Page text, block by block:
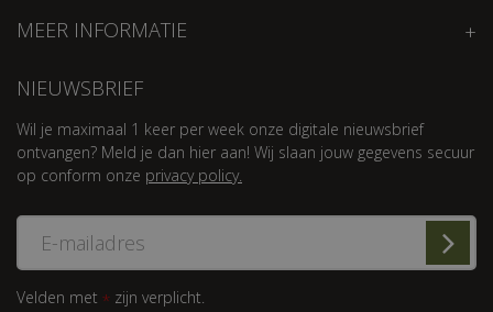
MEER INFORMATIE
NIEUWSBRIEF
Wil je maximaal 1 keer per week onze digitale nieuwsbrief
ontvangen? Meld je dan hier aan! Wij slaan jouw gegevens secuur
op conform onze privacy policy.
Velden met * zijn verplicht.